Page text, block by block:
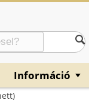
Információ ▼